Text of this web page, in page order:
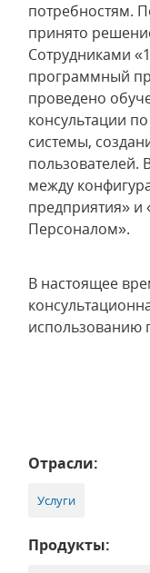
потребностям.
принято
Сотрудниками
программный
проведено
консультации
системы,
пользователей.
между
предприятия» и
Персоналом».
В настоящее
использованию
Отрасли:
Услуги
Продукты: